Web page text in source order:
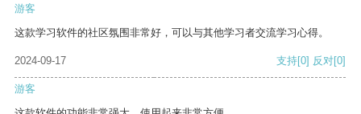
游客
这款学习软件的社区氛围非常好，可以与其他学习者交流学习心得。
2024-09-17 支持[0] 反对[0]
游客